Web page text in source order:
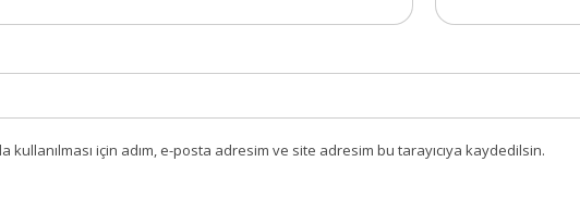
kullanılması için adım, e-posta adresim ve site adresim bu tarayıcıya kaydedilsin.